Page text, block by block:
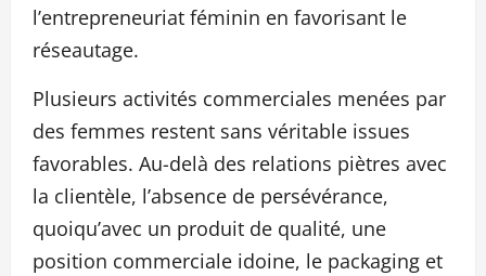
l’entrepreneuriat féminin en favorisant le
réseautage.
Plusieurs activités commerciales menées par
des femmes restent sans véritable issues
favorables. Au-delà des relations piètres avec
la clientèle, l’absence de persévérance,
quoiqu’avec un produit de qualité, une
position commerciale idoine, le packaging et